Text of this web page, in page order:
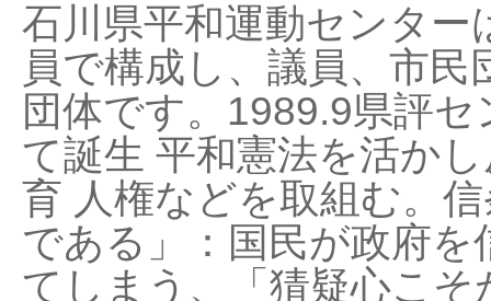
石川県平和運動センタ
員で構成し、議員、市
団体です。1989.9県評
て誕生 平和憲法を活か
育 人権などを取組む。
である」：国民が政府
てしまう、「猜疑心こ